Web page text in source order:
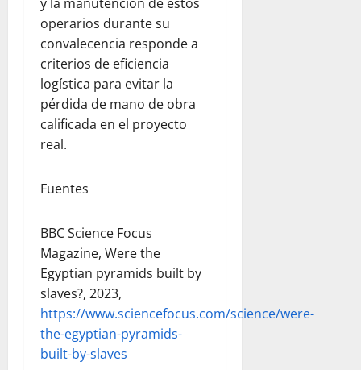
operarios durante su
convalecencia responde a
criterios de eficiencia
logística para evitar la
pérdida de mano de obra
calificada en el proyecto
real.
Fuentes
BBC Science Focus
Magazine, Were the
Egyptian pyramids built by
slaves?, 2023,
https://www.sciencefocus.com/science/were-
the-egyptian-pyramids-
built-by-slaves